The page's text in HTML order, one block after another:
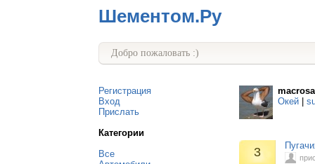
Шементом.Ру
Добро пожаловать :)
Регистрация
Вход
Прислать
Категории
Все
Окей
3